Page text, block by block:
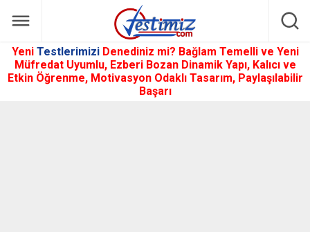
Yeni Testlerimizi Denediniz mi? Bağlam Temelli ve Yeni
Müfredat Uyumlu, Ezberi Bozan Dinamik Yapı, Kalıcı ve
Etkin Öğrenme, Motivasyon Odaklı Tasarım, Paylaşılabilir
Başarı